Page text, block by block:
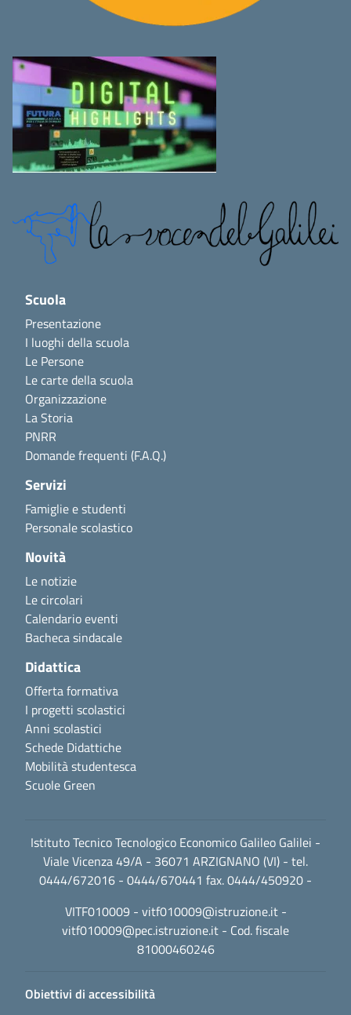
Scuola
Presentazione
I luoghi della scuola
Le Persone
Le carte della scuola
Organizzazione
La Storia
PNRR
Domande frequenti (F.A.Q.)
Servizi
Famiglie e studenti
Personale scolastico
Novità
Le notizie
Le circolari
Calendario eventi
Bacheca sindacale
Didattica
Offerta formativa
I progetti scolastici
Anni scolastici
Schede Didattiche
Mobilità studentesca
Scuole Green
Istituto Tecnico Tecnologico Economico Galileo Galilei -
Viale Vicenza 49/A - 36071 ARZIGNANO (VI) - tel.
0444/672016 - 0444/670441 fax. 0444/450920 -
VITF010009 - vitf010009@istruzione.it-
vitf010009@pec.istruzione.it - Cod. fiscale
81000460246
Obiettivi di accessibilità